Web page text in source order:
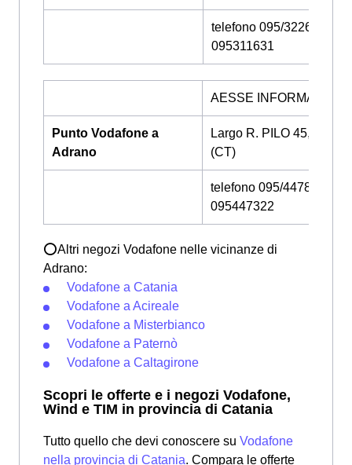
telefono 095/322669 -
095311631
AESSE INFORMATICA
Punto Vodafone a
Adrano
Largo R. PILO 45,
(CT)
telefono 095/447882 -
095447322
⭕Altri negozi Vodafone nelle vicinanze di
Adrano:
Vodafone a Catania
Vodafone a Acireale
Vodafone a Misterbianco
Vodafone a Paternò
Vodafone a Caltagirone
Scopri le offerte e i negozi Vodafone,
Wind e TIM in provincia di Catania
Tutto quello che devi conoscere su Vodafone
nella provincia di Catania. Compara le offerte